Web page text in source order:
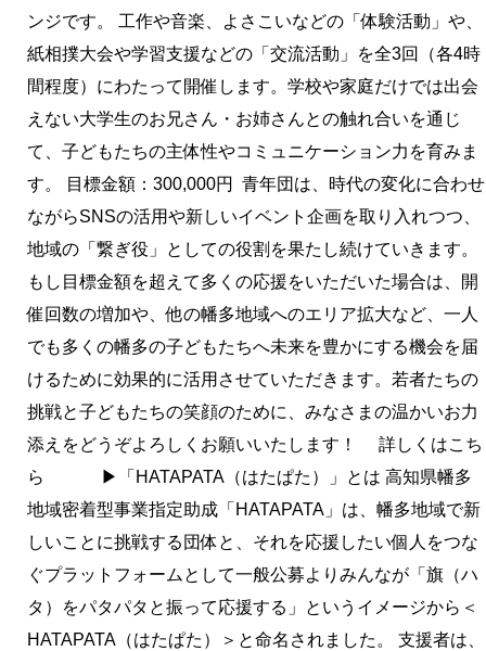
ンジです。 工作や音楽、よさこいなどの「体験活動」や、
紙相撲大会や学習支援などの「交流活動」を全3回（各4時
間程度）にわたって開催します。学校や家庭だけでは出会
えない大学生のお兄さん・お姉さんとの触れ合いを通じ
て、子どもたちの主体性やコミュニケーション力を育みま
す。 目標金額：300,000円 青年団は、時代の変化に合わせ
ながらSNSの活用や新しいイベント企画を取り入れつつ、
地域の「繋ぎ役」としての役割を果たし続けていきます。
もし目標金額を超えて多くの応援をいただいた場合は、開
催回数の増加や、他の幡多地域へのエリア拡大など、一人
でも多くの幡多の子どもたちへ未来を豊かにする機会を届
けるために効果的に活用させていただきます。若者たちの
挑戦と子どもたちの笑顔のために、みなさまの温かいお力
添えをどうぞよろしくお願いいたします！ 詳しくはこち
ら ▶「HATAPATA（はたぱた）」とは 高知県幡多
地域密着型事業指定助成「HATAPATA」は、幡多地域で新
しいことに挑戦する団体と、それを応援したい個人をつな
ぐプラットフォームとして一般公募よりみんなが「旗（ハ
タ）をパタパタと振って応援する」というイメージから＜
HATAPATA（はたぱた）＞と命名されました。 支援者は、